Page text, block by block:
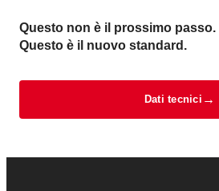
Questo non è il prossimo passo.
Questo è il nuovo standard.
Dati tecnici →